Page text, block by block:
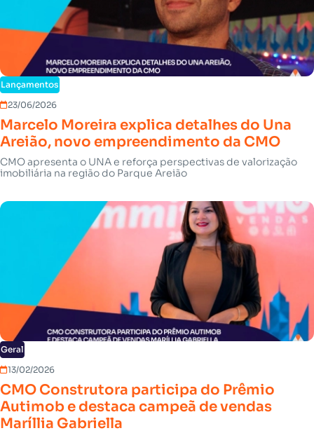
Lançamentos
23/06/2026
Marcelo Moreira explica detalhes do Una
Areião, novo empreendimento da CMO
CMO apresenta o UNA e reforça perspectivas de valorização
imobiliária na região do Parque Areião
Geral
13/02/2026
CMO Construtora participa do Prêmio
Autimob e destaca campeã de vendas
Maríllia Gabriella